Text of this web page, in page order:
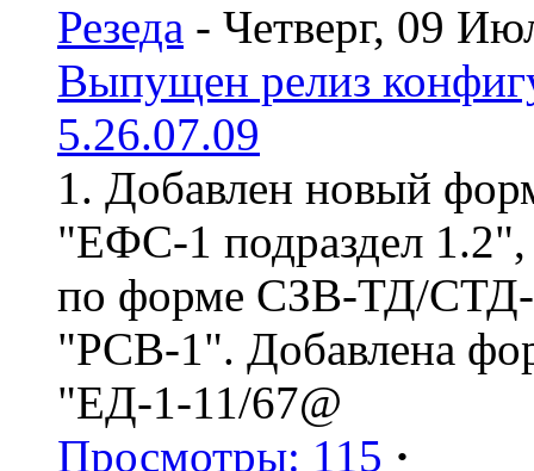
Резеда - Четверг, 09
Выпущен релиз
5.26.07.09
1. Добавлен новый
"ЕФС-1 подраздел
по форме СЗВ-ТД/СТД-
"РСВ-1". Добавлена
"ЕД-1-11/67@
Просмотры: 115 ·